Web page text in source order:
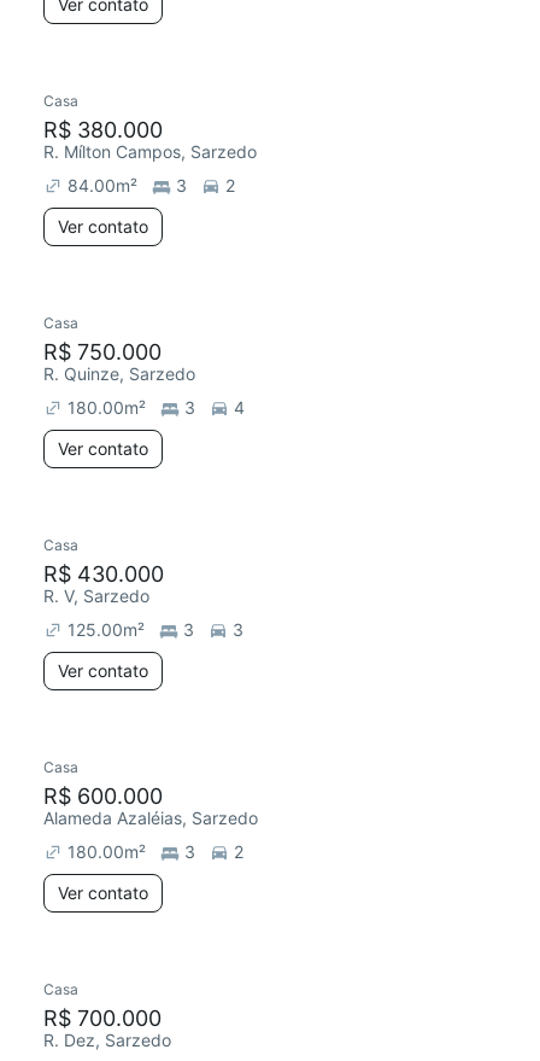
Ver contato
Casa
R$ 380.000
R. Mílton Campos, Sarzedo
84.00m² 3
2
Ver contato
Casa
R$ 750.000
R. Quinze, Sarzedo
180.00m² 3
4
Ver contato
Casa
R$ 430.000
R. V, Sarzedo
125.00m² 3
3
Ver contato
Casa
R$ 600.000
Alameda Azaléias, Sarzedo
180.00m² 3
2
Ver contato
Casa
R$ 700.000
R. Dez, Sarzedo